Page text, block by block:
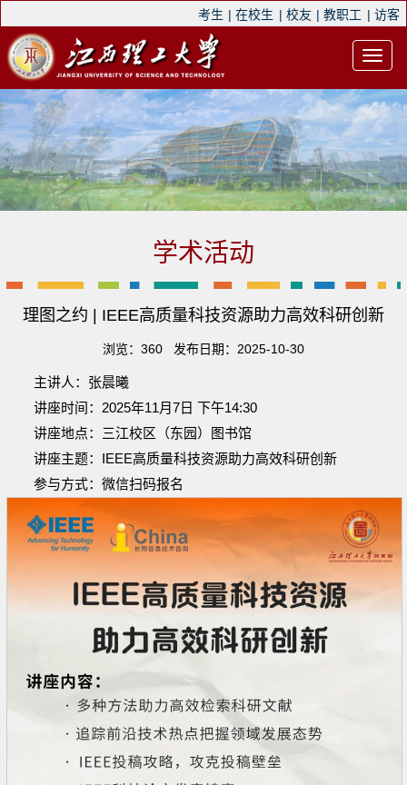
考生 | 在校生 | 校友 | 教职工 | 访客
学术活动
理图之约 | IEEE高质量科技资源助力高效科研创新
浏览： 360 发布日期：2025-10-30
主讲人：张晨曦
讲座时间：2025年11月7日 下午14:30
讲座地点：三江校区（东园）图书馆
讲座主题：IEEE高质量科技资源助力高效科研创新
参与方式：微信扫码报名